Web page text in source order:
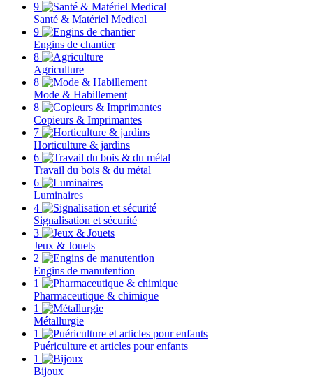
9
Santé & Matériel Medical
9
Engins de chantier
8
Agriculture
8
Mode & Habillement
8
Copieurs & Imprimantes
7
Horticulture & jardins
6
Travail du bois & du métal
6
Luminaires
4
Signalisation et sécurité
3
Jeux & Jouets
2
Engins de manutention
1
Pharmaceutique & chimique
1
Métallurgie
1
Puériculture et articles pour enfants
1
Bijoux